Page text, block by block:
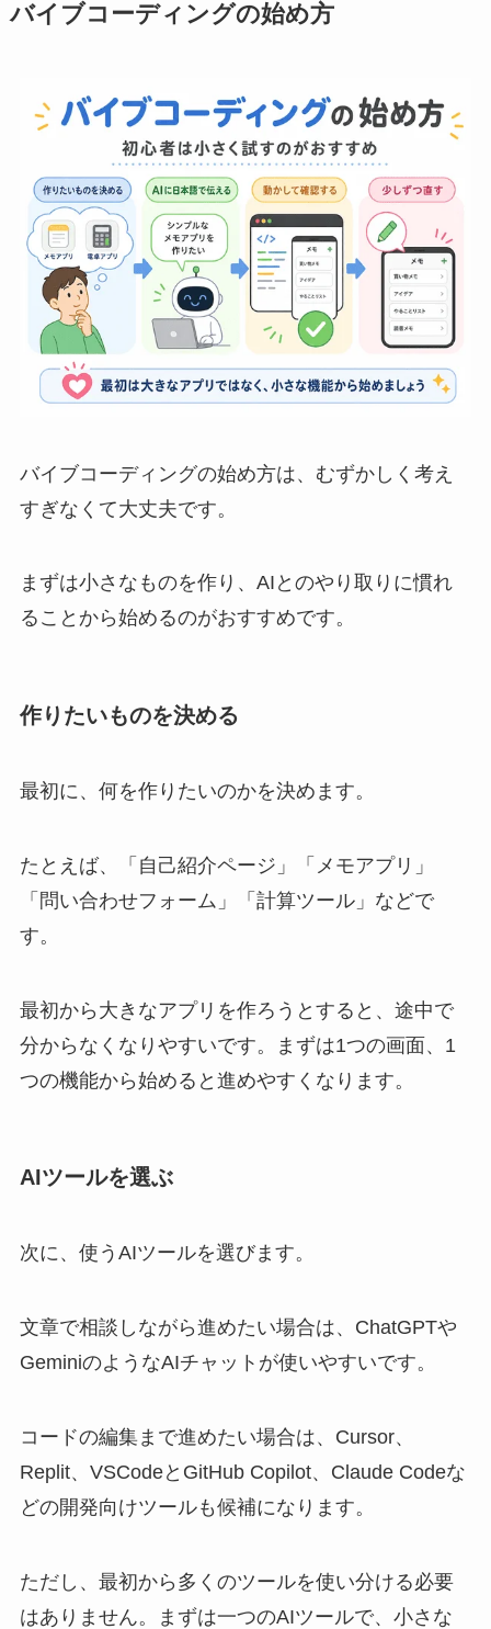
バイブコーディングの始め方
バイブコーディングの始め方は、むずかしく考え
すぎなくて大丈夫です。
まずは小さなものを作り、AIとのやり取りに慣れ
ることから始めるのがおすすめです。
作りたいものを決める
最初に、何を作りたいのかを決めます。
たとえば、「自己紹介ページ」「メモアプリ」
「問い合わせフォーム」「計算ツール」などで
す。
最初から大きなアプリを作ろうとすると、途中で
分からなくなりやすいです。まずは1つの画面、1
つの機能から始めると進めやすくなります。
AIツールを選ぶ
次に、使うAIツールを選びます。
文章で相談しながら進めたい場合は、ChatGPTや
GeminiのようなAIチャットが使いやすいです。
コードの編集まで進めたい場合は、Cursor、
Replit、VSCodeとGitHub Copilot、Claude Codeな
どの開発向けツールも候補になります。
ただし、最初から多くのツールを使い分ける必要
はありません。まずは一つのAIツールで、小さな